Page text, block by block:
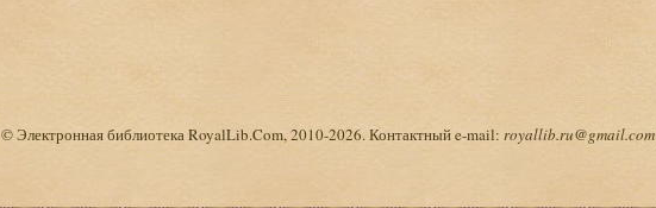
© Электронная библиотека RoyalLib.Com, 2010-2026. Контактный e-mail: royallib.ru@gmail.com